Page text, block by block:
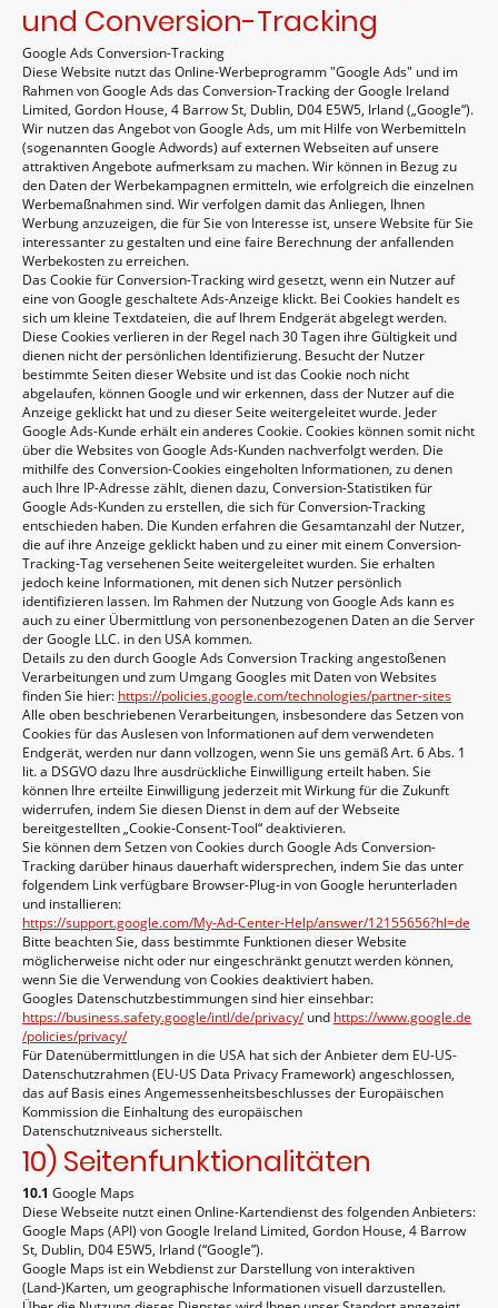
und Conversion-Tracking
Google Ads Conversion-Tracking
Diese Website nutzt das Online-Werbeprogramm "Google Ads" und im
Rahmen von Google Ads das Conversion-Tracking der Google Ireland
Limited, Gordon House, 4 Barrow St, Dublin, D04 E5W5, Irland („Google“).
Wir nutzen das Angebot von Google Ads, um mit Hilfe von Werbemitteln
(sogenannten Google Adwords) auf externen Webseiten auf unsere
attraktiven Angebote aufmerksam zu machen. Wir können in Bezug zu
den Daten der Werbekampagnen ermitteln, wie erfolgreich die einzelnen
Werbemaßnahmen sind. Wir verfolgen damit das Anliegen, Ihnen
Werbung anzuzeigen, die für Sie von Interesse ist, unsere Website für Sie
interessanter zu gestalten und eine faire Berechnung der anfallenden
Werbekosten zu erreichen.
Das Cookie für Conversion-Tracking wird gesetzt, wenn ein Nutzer auf
eine von Google geschaltete Ads-Anzeige klickt. Bei Cookies handelt es
sich um kleine Textdateien, die auf Ihrem Endgerät abgelegt werden.
Diese Cookies verlieren in der Regel nach 30 Tagen ihre Gültigkeit und
dienen nicht der persönlichen Identifizierung. Besucht der Nutzer
bestimmte Seiten dieser Website und ist das Cookie noch nicht
abgelaufen, können Google und wir erkennen, dass der Nutzer auf die
Anzeige geklickt hat und zu dieser Seite weitergeleitet wurde. Jeder
Google Ads-Kunde erhält ein anderes Cookie. Cookies können somit nicht
über die Websites von Google Ads-Kunden nachverfolgt werden. Die
mithilfe des Conversion-Cookies eingeholten Informationen, zu denen
auch Ihre IP-Adresse zählt, dienen dazu, Conversion-Statistiken für
Google Ads-Kunden zu erstellen, die sich für Conversion-Tracking
entschieden haben. Die Kunden erfahren die Gesamtanzahl der Nutzer,
die auf ihre Anzeige geklickt haben und zu einer mit einem Conversion-
Tracking-Tag versehenen Seite weitergeleitet wurden. Sie erhalten
jedoch keine Informationen, mit denen sich Nutzer persönlich
identifizieren lassen. Im Rahmen der Nutzung von Google Ads kann es
auch zu einer Übermittlung von personenbezogenen Daten an die Server
der Google LLC. in den USA kommen.
Details zu den durch Google Ads Conversion Tracking angestoßenen
Verarbeitungen und zum Umgang Googles mit Daten von Websites
finden Sie hier: https://policies.google.com/technologies/partner-sites
Alle oben beschriebenen Verarbeitungen, insbesondere das Setzen von
Cookies für das Auslesen von Informationen auf dem verwendeten
Endgerät, werden nur dann vollzogen, wenn Sie uns gemäß Art. 6 Abs. 1
lit. a DSGVO dazu Ihre ausdrückliche Einwilligung erteilt haben. Sie
können Ihre erteilte Einwilligung jederzeit mit Wirkung für die Zukunft
widerrufen, indem Sie diesen Dienst in dem auf der Webseite
bereitgestellten „Cookie-Consent-Tool“ deaktivieren.
Sie können dem Setzen von Cookies durch Google Ads Conversion-
Tracking darüber hinaus dauerhaft widersprechen, indem Sie das unter
folgendem Link verfügbare Browser-Plug-in von Google herunterladen
und installieren:
https://support.google.com/My-Ad-Center-Help/answer/12155656?hl=de
Bitte beachten Sie, dass bestimmte Funktionen dieser Website
möglicherweise nicht oder nur eingeschränkt genutzt werden können,
wenn Sie die Verwendung von Cookies deaktiviert haben.
Googles Datenschutzbestimmungen sind hier einsehbar:
https://business.safety.google/intl/de/privacy/und https://www.google.de
/policies/privacy/
Für Datenübermittlungen in die USA hat sich der Anbieter dem EU-US-
Datenschutzrahmen (EU-US Data Privacy Framework) angeschlossen,
das auf Basis eines Angemessenheitsbeschlusses der Europäischen
Kommission die Einhaltung des europäischen
Datenschutzniveaus sicherstellt.
10) Seitenfunktionalitäten
10.1 Google Maps
Diese Webseite nutzt einen Online-Kartendienst des folgenden Anbieters:
Google Maps (API) von Google Ireland Limited, Gordon House, 4 Barrow
St, Dublin, D04 E5W5, Irland (“Google”).
Google Maps ist ein Webdienst zur Darstellung von interaktiven
(Land-)Karten, um geographische Informationen visuell darzustellen.